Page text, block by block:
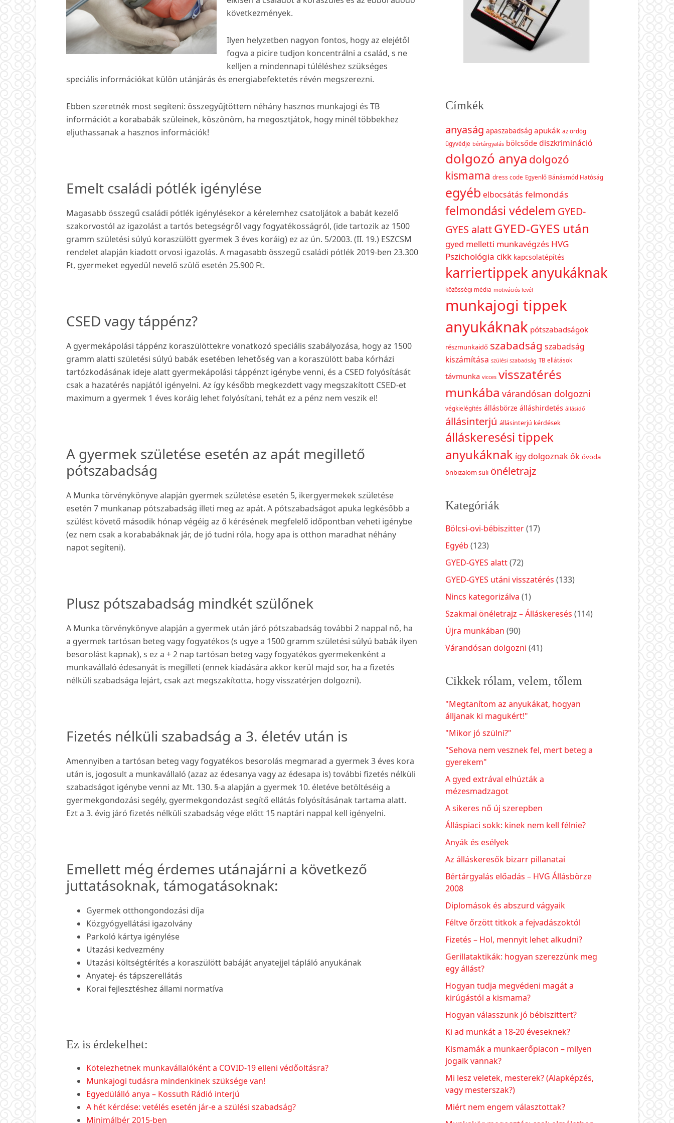
következmények.
Ilyen helyzetben nagyon fontos, hogy az elejétől
fogva a picire tudjon koncentrálni a család, s ne
kelljen a mindennapi túléléshez szükséges
speciális információkat külön utánjárás és energiabefektetés révén megszerezni.
Ebben szeretnék most segíteni: összegyűjtöttem néhány hasznos munkajogi és TB
információt a korababák szüleinek, köszönöm, ha megosztjátok, hogy minél többekhez
eljuthassanak a hasznos információk!
Emelt családi pótlék igénylése
Magasabb összegű családi pótlék igénylésekor a kérelemhez csatoljátok a babát kezelő
szakorvostól az igazolást a tartós betegségről vagy fogyatékosságról, (ide tartozik az 1500
gramm születési súlyú koraszülött gyermek 3 éves koráig) ez az ún. 5/2003. (II. 19.) ESZCSM
rendelet alapján kiadott orvosi igazolás. A magasabb összegű családi pótlék 2019-ben 23.300
Ft, gyermeket egyedül nevelő szülő esetén 25.900 Ft.
CSED vagy táppénz?
A gyermekápolási táppénz koraszülöttekre vonatkozó speciális szabályozása, hogy az 1500
gramm alatti születési súlyú babák esetében lehetőség van a koraszülött baba kórházi
tartózkodásának ideje alatt gyermekápolási táppénzt igénybe venni, és a CSED folyósítását
csak a hazatérés napjától igényelni. Az így később megkezdett vagy megszakított CSED-et
maximum a gyermek 1 éves koráig lehet folyósítani, tehát ez a pénz nem veszik el!
A gyermek születése esetén az apát megillető
pótszabadság
A Munka törvénykönyve alapján gyermek születése esetén 5, ikergyermekek születése
esetén 7 munkanap pótszabadság illeti meg az apát. A pótszabadságot apuka legkésőbb a
szülést követő második hónap végéig az ő kérésének megfelelő időpontban veheti igénybe
(ez nem csak a korababáknak jár, de jó tudni róla, hogy apa is otthon maradhat néhány
napot segíteni).
Plusz pótszabadság mindkét szülőnek
A Munka törvénykönyve alapján a gyermek után járó pótszabadság további 2 nappal nő, ha
a gyermek tartósan beteg vagy fogyatékos (s ugye a 1500 gramm születési súlyú babák ilyen
besorolást kapnak), s ez a + 2 nap tartósan beteg vagy fogyatékos gyermekenként a
munkavállaló édesanyát is megilleti (ennek kiadására akkor kerül majd sor, ha a fizetés
nélküli szabadsága lejárt, csak azt megszakította, hogy visszatérjen dolgozni).
Fizetés nélküli szabadság a 3. életév után is
Amennyiben a tartósan beteg vagy fogyatékos besorolás megmarad a gyermek 3 éves kora
után is, jogosult a munkavállaló (azaz az édesanya vagy az édesapa is) további fizetés nélküli
szabadságot igénybe venni az Mt. 130. §-a alapján a gyermek 10. életéve betöltéséig a
gyermekgondozási segély, gyermekgondozást segítő ellátás folyósításának tartama alatt.
Ezt a 3. évig járó fizetés nélküli szabadság vége előtt 15 naptári nappal kell igényelni.
Emellett még érdemes utánajárni a következő
juttatásoknak, támogatásoknak:
Gyermek otthongondozási díja
Közgyógyellátási igazolvány
Parkoló kártya igénylése
Utazási kedvezmény
Utazási költségtérítés a koraszülött babáját anyatejjel tápláló anyukának
Anyatej- és tápszerellátás
Korai fejlesztéshez állami normatíva
Ez is érdekelhet:
Kötelezhetnek munkavállalóként a COVID-19 elleni védőoltásra?
Munkajogi tudásra mindenkinek szüksége van!
Egyedülálló anya – Kossuth Rádió interjú
A hét kérdése: vetélés esetén jár-e a szülési szabadság?
Minimálbér 2015-ben
Címkék
anyaság apaszabadság apukák az ördög
ügyvédje bértárgyalás bölcsőde diszkrimináció
dolgozó anya dolgozó
kismama dress code Egyenlő Bánásmód Hatóság
egyéb elbocsátás felmondás
felmondási védelem GYED-
GYES alattGYED-GYES után
gyed melletti munkavégzés HVG
Pszichológia cikk kapcsolatépítés
karriertippek anyukáknak
közösségi média motivációs levél
munkajogi tippek
anyukáknak pótszabadságok
részmunkaidő szabadság szabadság
kiszámítása szülési szabadság TB ellátások
távmunka vicces visszatérés
munkába várandósan dolgozni
végkielégítés állásbörze álláshirdetés állásidő
állásinterjú állásinterjú kérdések
álláskeresési tippek
anyukáknak így dolgoznak ők óvoda
önbizalom suli önéletrajz
Kategóriák
Bölcsi-ovi-bébiszitter(17)
Egyéb (123)
GYED-GYES alatt(72)
GYED-GYES utáni visszatérés (133)
Nincs kategorizálva (1)
Szakmai önéletrajz – Álláskeresés (114)
Újra munkában (90)
Várandósan dolgozni (41)
Cikkek rólam, velem, tőlem
"Megtanítom az anyukákat, hogyan
álljanak ki magukért!"
"Mikor jó szülni?"
"Sehova nem vesznek fel, mert beteg a
gyerekem"
A gyed extrával elhúzták a
mézesmadzagot
A sikeres nő új szerepben
Álláspiaci sokk: kinek nem kell félnie?
Anyák és esélyek
Az álláskeresők bizarr pillanatai
Bértárgyalás előadás – HVG Állásbörze
2008
Diplomások és abszurd vágyaik
Féltve őrzött titkok a fejvadászoktól
Fizetés – Hol, mennyit lehet alkudni?
Gerillataktikák: hogyan szerezzünk meg
egy állást?
Hogyan tudja megvédeni magát a
kirúgástól a kismama?
Hogyan válasszunk jó bébiszittert?
Ki ad munkát a 18-20 éveseknek?
Kismamák a munkaerőpiacon – milyen
jogaik vannak?
Mi lesz veletek, mesterek? (Alapképzés,
vagy mesterszak?)
Miért nem engem választottak?